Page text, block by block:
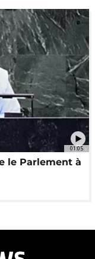
01:05
le Parlement à